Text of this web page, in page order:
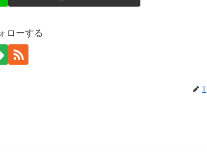
ローする
T